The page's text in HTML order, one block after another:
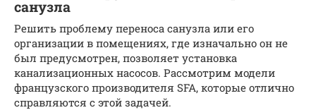
санузла
Решить проблему переноса санузла или его
организации в помещениях, где изначально он не
был предусмотрен, позволяет установка
канализационных насосов. Рассмотрим модели
французского производителя SFA, которые отлично
справляются с этой задачей.